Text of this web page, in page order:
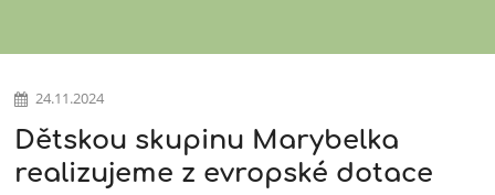
Dětská
skupina
Marybelka
24.11.2024
Dětskou skupinu Marybelka
realizujeme z evropské dotace